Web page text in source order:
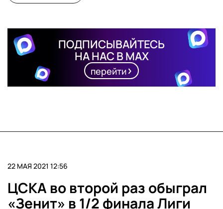
ПОДПИСЫВАЙТЕСЬ
НА НАС В MAX
перейти
22 МАЯ 2021 12:56
ЦСКА во второй раз обыграл
«Зенит» в 1/2 финала Лиги